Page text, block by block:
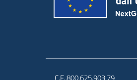
C.F. 800.625.903.79